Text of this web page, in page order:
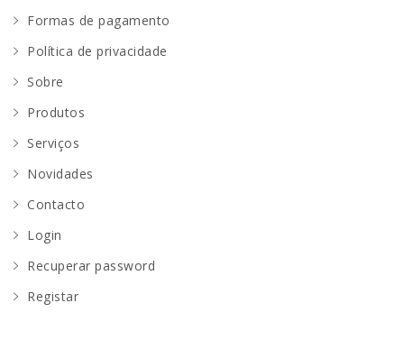
Formas de pagamento
Política de privacidade
Sobre
Produtos
Serviços
Novidades
Contacto
Login
Recuperar password
Registar